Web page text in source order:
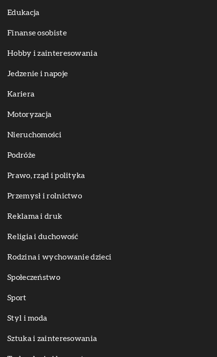
Edukacja
Finanse osobiste
Hobby i zainteresowania
Jedzenie i napoje
Kariera
Motoryzacja
Nieruchomości
Podróże
Prawo, rząd i polityka
Przemysł i rolnictwo
Reklama i druk
Religia i duchowość
Rodzina i wychowanie dzieci
Społeczeństwo
Sport
Styl i moda
Sztuka i zainteresowania